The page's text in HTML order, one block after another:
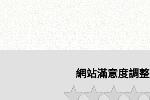
網站滿意度調整